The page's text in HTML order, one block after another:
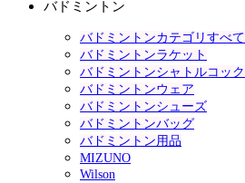
バドミントン
バドミントンカテゴリすべて
バドミントンラケット
バドミントンシャトルコック
バドミントンウェア
バドミントンシューズ
バドミントンバッグ
バドミントン用品
MIZUNO
Wilson